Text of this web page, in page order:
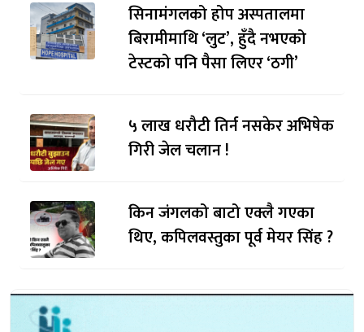
सिनामंगलको होप अस्पतालमा
बिरामीमाथि ‘लुट’, हुँदै नभएको
टेस्टको पनि पैसा लिएर ‘ठगी’
५ लाख धरौटी तिर्न नसकेर अभिषेक
गिरी जेल चलान !
किन जंगलको बाटो एक्लै गएका
थिए, कपिलवस्तुका पूर्व मेयर सिंह ?